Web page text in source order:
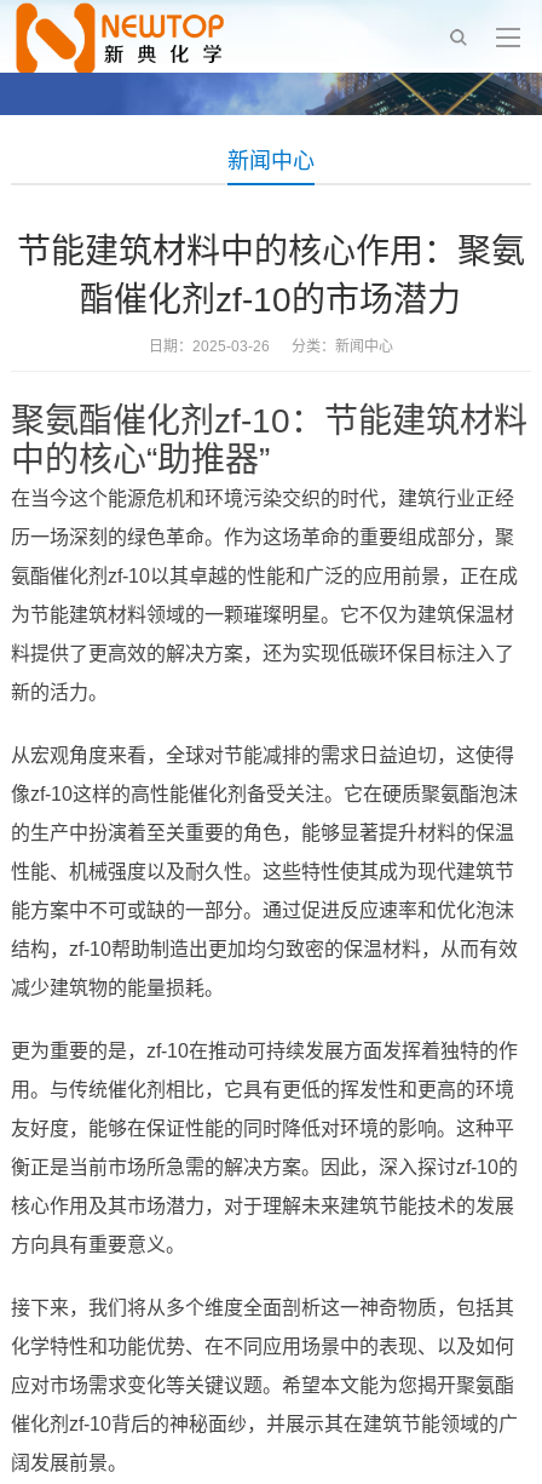
新闻中心
节能建筑材料中的核心作用：聚氨
酯催化剂zf-10的市场潜力
日期：2025-03-26 分类： 新闻中心
聚氨酯催化剂zf-10：节能建筑材料
中的核心“助推器”
在当今这个能源危机和环境污染交织的时代，建筑行业正经
历一场深刻的绿色革命。作为这场革命的重要组成部分，聚
氨酯催化剂zf-10以其卓越的性能和广泛的应用前景，正在成
为节能建筑材料领域的一颗璀璨明星。它不仅为建筑保温材
料提供了更高效的解决方案，还为实现低碳环保目标注入了
新的活力。
从宏观角度来看，全球对节能减排的需求日益迫切，这使得
像zf-10这样的高性能催化剂备受关注。它在硬质聚氨酯泡沫
的生产中扮演着至关重要的角色，能够显著提升材料的保温
性能、机械强度以及耐久性。这些特性使其成为现代建筑节
能方案中不可或缺的一部分。通过促进反应速率和优化泡沫
结构，zf-10帮助制造出更加均匀致密的保温材料，从而有效
减少建筑物的能量损耗。
更为重要的是，zf-10在推动可持续发展方面发挥着独特的作
用。与传统催化剂相比，它具有更低的挥发性和更高的环境
友好度，能够在保证性能的同时降低对环境的影响。这种平
衡正是当前市场所急需的解决方案。因此，深入探讨zf-10的
核心作用及其市场潜力，对于理解未来建筑节能技术的发展
方向具有重要意义。
接下来，我们将从多个维度全面剖析这一神奇物质，包括其
化学特性和功能优势、在不同应用场景中的表现、以及如何
应对市场需求变化等关键议题。希望本文能为您揭开聚氨酯
催化剂zf-10背后的神秘面纱，并展示其在建筑节能领域的广
阔发展前景。